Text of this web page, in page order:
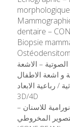
dentaire –
Biopsie
– الاشعة
و اشعة الاطفال
/ رباعية الابعاد
3D/4D
للاسنان –
المخروطي